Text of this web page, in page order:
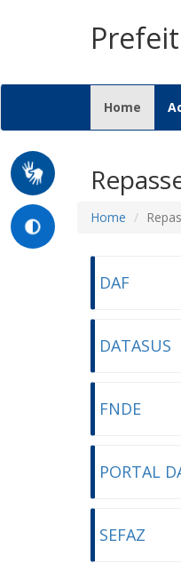
Home
Home
DAF
DATASUS
FNDE
PORTAL
SEFAZ